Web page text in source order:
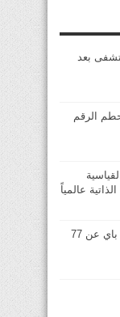
بعد
الرقم
عالمياً
وفاة الممثلة الفرنسية ناتالي باي عن 77